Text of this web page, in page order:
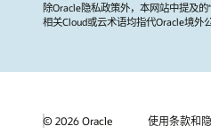
除Oracle隐私政策外，本网站中提及的
相关Cloud或云术语均指代Oracle境外
© 2026 Oracle 使用条款和